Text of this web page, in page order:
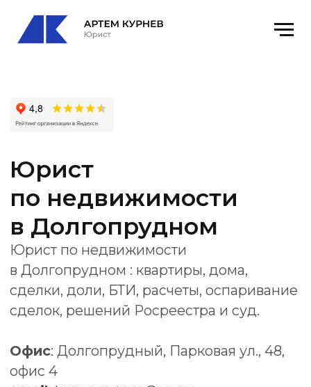
Юрист
в Долгопрудном
Юрист по недвижимости
в Долгопрудном : квартиры, дома,
сделки, доли, БТИ, расчеты, оспаривание
сделок, решений Росреестра и суд.
Офис: Долгопрудный, Парковая ул., 48,
офис 4
email
: kurnevartem@ya.ru
Получить консультацию